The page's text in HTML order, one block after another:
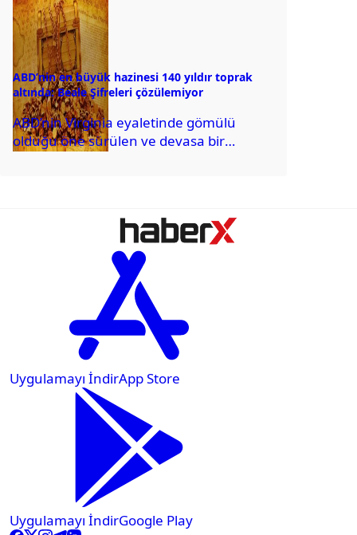
ABD’nin en büyük hazinesi 140 yıldır toprak
altında: Beale Şifreleri çözülemiyor
ABD’nin Virginia eyaletinde gömülü
olduğu öne sürülen ve devasa bir
Uygulamayı İndirApp Store
Uygulamayı İndirGoogle Play